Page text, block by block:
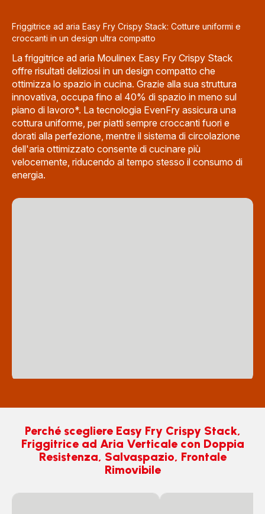
Friggitrice ad aria Easy Fry Crispy Stack: Cotture uniformi e
croccanti in un design ultra compatto
La friggitrice ad aria Moulinex Easy Fry Crispy Stack
offre risultati deliziosi in un design compatto che
ottimizza lo spazio in cucina. Grazie alla sua struttura
innovativa, occupa fino al 40% di spazio in meno sul
piano di lavoro*. La tecnologia EvenFry assicura una
cottura uniforme, per piatti sempre croccanti fuori e
dorati alla perfezione, mentre il sistema di circolazione
dell'aria ottimizzato consente di cucinare più
velocemente, riducendo al tempo stesso il consumo di
energia.
Perché scegliere Easy Fry Crispy Stack,
Friggitrice ad Aria Verticale con Doppia
Resistenza, Salvaspazio, Frontale
Rimovibile